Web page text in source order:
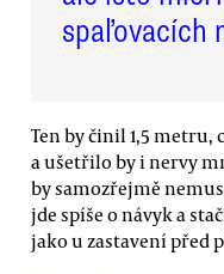
spaľovacích
Ten by činil 1,5 metru,
a ušetřilo by i nervy
by samozřejmě
jde spíše o návyk a
jako u zastavení před